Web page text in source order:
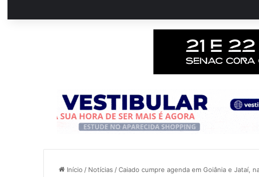
Início / Notícias /Caiado cumpre agenda em Goiânia e Jataí,